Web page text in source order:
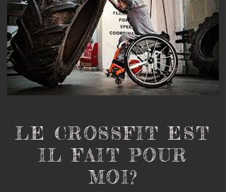
LE CROSSFIT EST
IL FAIT POUR
MOI?